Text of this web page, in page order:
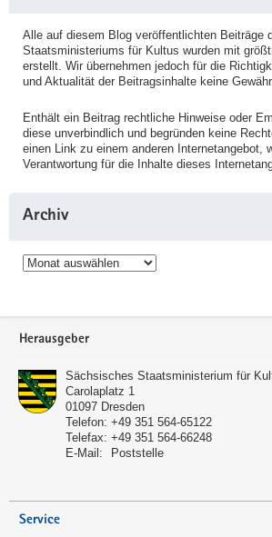
Alle auf diesem Blog veröffentlichten Beiträge
Staatsministeriums für Kultus wurden mit
erstellt. Wir übernehmen jedoch für die
und Aktualität der Beitragsinhalte keine
Enthält ein Beitrag rechtliche Hinweise oder
diese unverbindlich und begründen keine
einen Link zu einem anderen Internetangebot,
Verantwortung für die Inhalte dieses
Archiv
Archiv
Service
Herausgeber
Sächsisches Staatsministerium für
Carolaplatz 1
01097 Dresden
Telefon: +49 351 564-65122
Telefax: +49 351 564-66248
E-Mail:
Poststelle
Service